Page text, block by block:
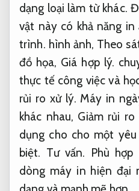
dạng loại làm từ khác.
vật này có khả năng
trình. hình ảnh, Theo
đồ họa, Giá hợp lý.
thực tế công việc và
rủi ro xử lý. Máy in
khác nhau, Giảm rủi ro
dụng cho cho một
biệt. Tư vấn. Phù
dòng máy in hiện đại